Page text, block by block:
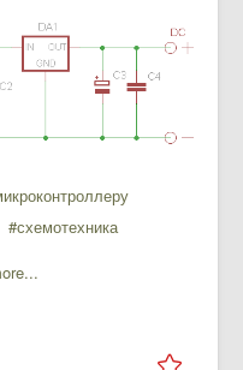
схемотехника